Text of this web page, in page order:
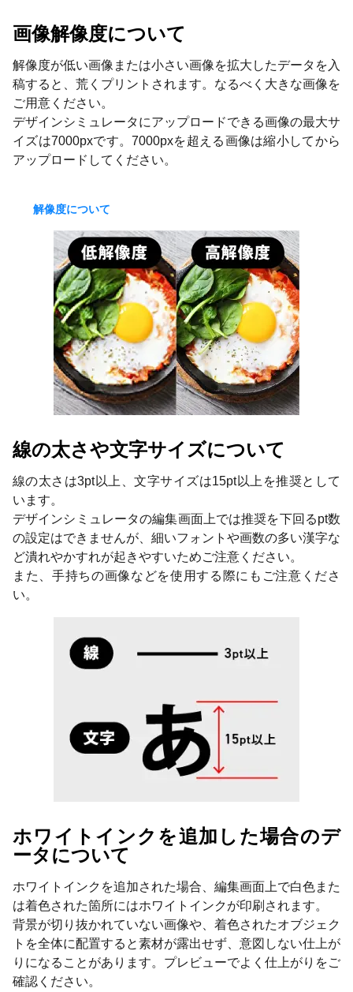
画像解像度について
解像度が低い画像または小さい画像を拡大したデータを入
稿すると、荒くプリントされます。なるべく大きな画像を
ご用意ください。
デザインシミュレータにアップロードできる画像の最大サ
イズは7000pxです。7000pxを超える画像は縮小してから
アップロードしてください。
解像度について
線の太さや文字サイズについて
線の太さは3pt以上、文字サイズは15pt以上を推奨として
います。
デザインシミュレータの編集画面上では推奨を下回るpt数
の設定はできませんが、細いフォントや画数の多い漢字な
ど潰れやかすれが起きやすいためご注意ください。
また、手持ちの画像などを使用する際にもご注意くださ
い。
ホワイトインクを追加した場合のデ
ータについて
ホワイトインクを追加された場合、編集画面上で白色また
は着色された箇所にはホワイトインクが印刷されます。
背景が切り抜かれていない画像や、着色されたオブジェク
トを全体に配置すると素材が露出せず、意図しない仕上が
りになることがあります。プレビューでよく仕上がりをご
確認ください。